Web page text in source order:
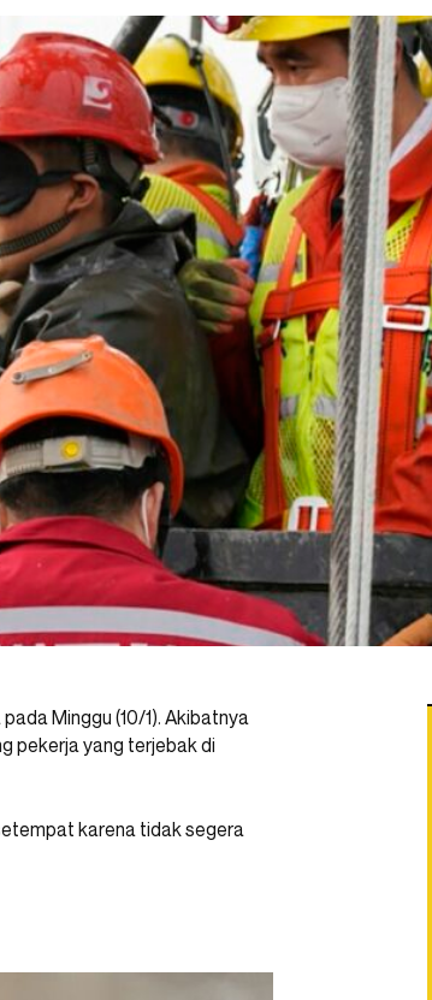
Minggu (10/1). Akibatnya
pekerja yang terjebak di
karena tidak segera